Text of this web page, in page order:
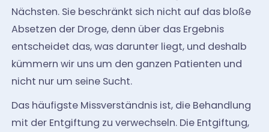
Nächsten. Sie beschränkt sich nicht auf das bloße
Absetzen der Droge, denn über das Ergebnis
entscheidet das, was darunter liegt, und deshalb
kümmern wir uns um den ganzen Patienten und
nicht nur um seine Sucht.
Das häufigste Missverständnis ist, die Behandlung
mit der Entgiftung zu verwechseln. Die Entgiftung,